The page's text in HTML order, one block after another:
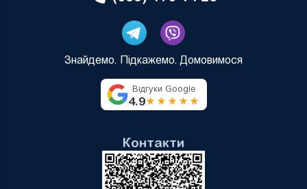
Знайдемо. Підкажемо. Домовимося
Відгуки Google
4.9★★★★★
Контакти